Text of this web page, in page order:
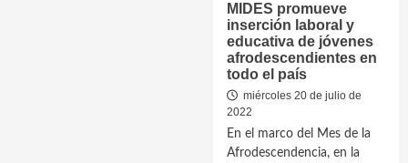
MIDES promueve
inserción laboral y
educativa de jóvenes
afrodescendientes en
todo el país
miércoles 20 de julio de
2022
En el marco del Mes de la
Afrodescendencia, en la